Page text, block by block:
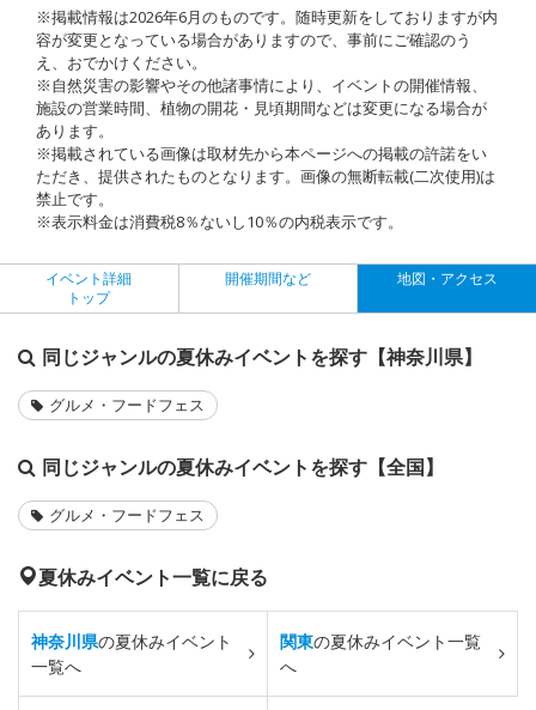
※掲載情報は2026年6月のものです。随時更新をしておりますが内
容が変更となっている場合がありますので、事前にご確認のう
え、おでかけください。
※自然災害の影響やその他諸事情により、イベントの開催情報、
施設の営業時間、植物の開花・見頃期間などは変更になる場合が
あります。
※掲載されている画像は取材先から本ページへの掲載の許諾をい
ただき、提供されたものとなります。画像の無断転載(二次使用)は
禁止です。
※表示料金は消費税8％ないし10％の内税表示です。
イベント詳細
トップ
開催期間など 地図・アクセス
同じジャンルの夏休みイベントを探す【神奈川県】
グルメ・フードフェス
同じジャンルの夏休みイベントを探す【全国】
グルメ・フードフェス
夏休みイベント一覧に戻る
神奈川県の夏休みイベント
一覧へ
関東の夏休みイベント一覧
へ